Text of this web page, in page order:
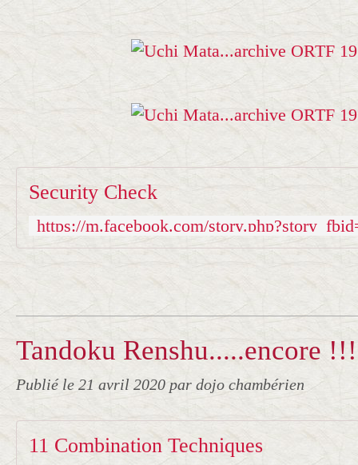
Security Check
Tandoku Renshu.....encore !!!
Publié le 21 avril 2020par dojo chambérien
11 Combination Techniques